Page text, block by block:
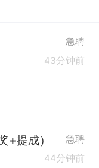
急聘
43分钟前
+提成） 急聘
44分钟前